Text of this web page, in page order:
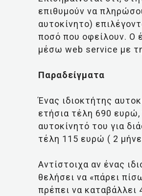
επιθυμούν να
αυτοκίνητο)
ποσό που οφείλουν. Ο
μέσω web service με
Παραδείγματα
Ένας ιδιοκτήτης
ετήσια τέλη 690 ευρώ,
αυτοκίνητό του για
τέλη 115 ευρώ ( 2
Αντίστοιχα αν ένας
θελήσει να «πάρει
πρέπει να καταβάλλει